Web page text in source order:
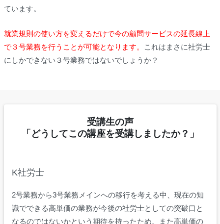
ています。
就業規則の使い方を変えるだけで今の顧問サービスの延長線上
で３号業務を行うことが可能となります。
これはまさに社労士
にしかできない３号業務ではないでしょうか？
受講生の声
「どうしてこの講座を受講しましたか？」
K社労士
2号業務から3号業務メインへの移行を考える中、現在の知
識でできる高単価の業務が今後の社労士としての突破口と
なるのではないかという期待を持ったため。また高単価の